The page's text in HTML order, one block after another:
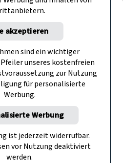
akzeptieren
sind ein wichtiger
unseres kostenfreien
zur Nutzung
für personalisierte
Werbung.
Werbung
ist jederzeit widerrufbar.
vor Nutzung deaktiviert
werden.